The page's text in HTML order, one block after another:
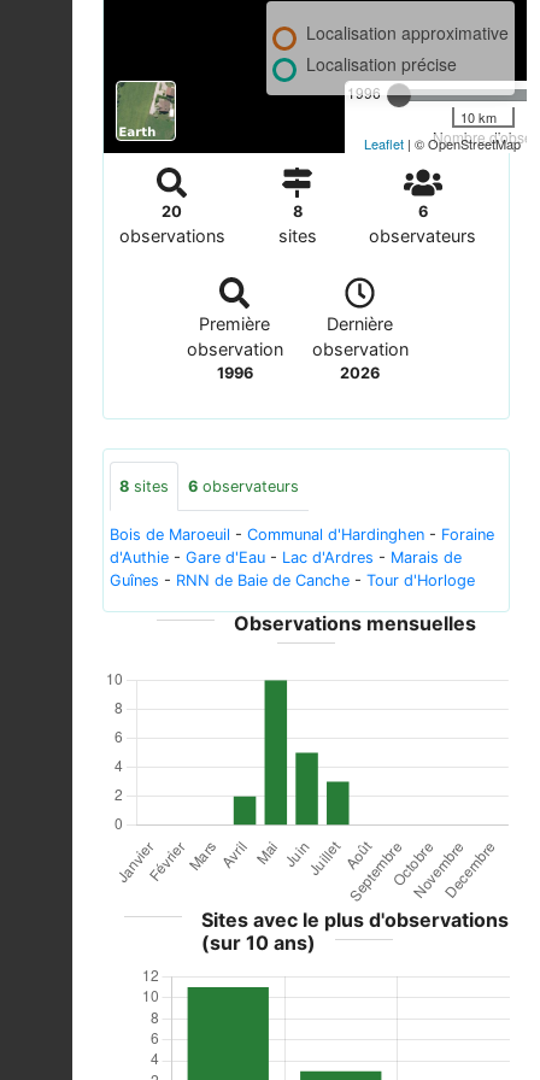
1996
Nombre
Localisation approximative
Localisation précise
10 km
Leaflet | © OpenStreetMap
20
observations
8
sites
6
observateurs
Première
observation
1996
Dernière
observation
2026
8 sites 6 observateurs
Bois de Maroeuil - Communal d'Hardinghen - Foraine
d'Authie - Gare d'Eau - Lac d'Ardres - Marais de
Guînes - RNN de Baie de Canche - Tour d'Horloge
Observations mensuelles
Sites avec le plus d'observations
(sur 10 ans)